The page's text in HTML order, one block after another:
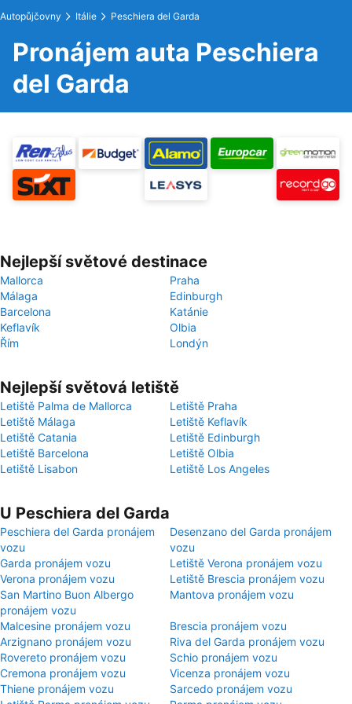
Autopůjčovny Itálie Peschiera del Garda
Pronájem auta Peschiera
del Garda
Nejlepší světové destinace
Mallorca
Praha
Málaga
Edinburgh
Barcelona
Katánie
Keflavík
Olbia
Řím
Londýn
Nejlepší světová letiště
Letiště Palma de Mallorca
Letiště Praha
Letiště Málaga
Letiště Keflavík
Letiště Catania
Letiště Edinburgh
Letiště Barcelona
Letiště Olbia
Letiště Lisabon
Letiště Los Angeles
U Peschiera del Garda
Peschiera del Garda pronájem
vozu
Desenzano del Garda pronájem
vozu
Garda pronájem vozu
Letiště Verona pronájem vozu
Verona pronájem vozu
Letiště Brescia pronájem vozu
San Martino Buon Albergo
pronájem vozu
Mantova pronájem vozu
Malcesine pronájem vozu
Brescia pronájem vozu
Arzignano pronájem vozu
Riva del Garda pronájem vozu
Rovereto pronájem vozu
Schio pronájem vozu
Cremona pronájem vozu
Vicenza pronájem vozu
Thiene pronájem vozu
Sarcedo pronájem vozu